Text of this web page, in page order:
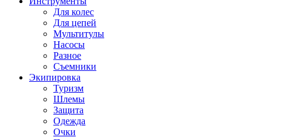
Для колес
Для цепей
Мультитулы
Насосы
Разное
Съемники
Экипировка
Туризм
Шлемы
Защита
Одежда
Очки